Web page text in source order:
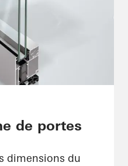
de portes
dimensions du